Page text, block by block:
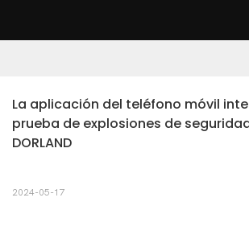
La aplicación del teléfono móvil
prueba de explosiones de
DORLAND
2024-05-17